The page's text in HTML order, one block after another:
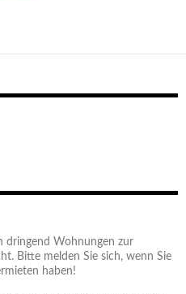
dringend Wohnungen zur
Bitte melden Sie sich, wenn Sie
haben!